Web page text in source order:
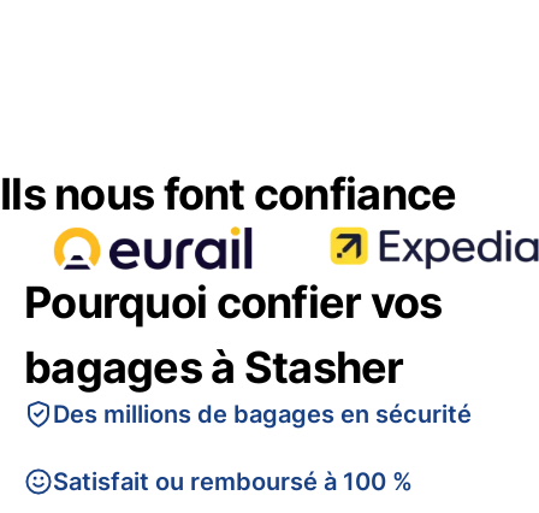
Ils nous font confiance
Pourquoi confier vos
bagages à Stasher
Des millions de bagages en sécurité
Satisfait ou remboursé à 100 %